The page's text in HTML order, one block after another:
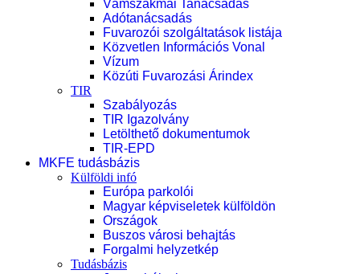
Vámszakmai Tanácsadás
Adótanácsadás
Fuvarozói szolgáltatások listája
Közvetlen Információs Vonal
Vízum
Közúti Fuvarozási Árindex
TIR
Szabályozás
TIR Igazolvány
Letölthető dokumentumok
TIR-EPD
MKFE tudásbázis
Külföldi infó
Európa parkolói
Magyar képviseletek külföldön
Országok
Buszos városi behajtás
Forgalmi helyzetkép
Tudásbázis